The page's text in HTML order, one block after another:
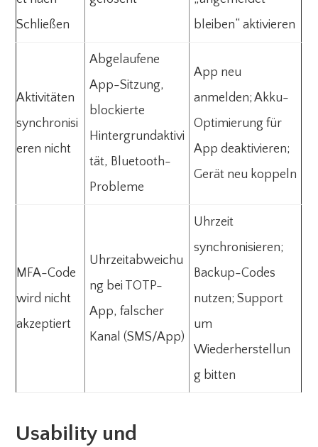
Schließen
bleiben“ aktivieren
Aktivitäten
synchronisi
eren nicht
Abgelaufene
App-Sitzung,
blockierte
Hintergrundaktivi
tät, Bluetooth-
Probleme
App neu
anmelden; Akku-
Optimierung für
App deaktivieren;
Gerät neu koppeln
MFA-Code
wird nicht
akzeptiert
Uhrzeitabweichu
ng bei TOTP-
App, falscher
Kanal (SMS/App)
Uhrzeit
synchronisieren;
Backup-Codes
nutzen; Support
um
Wiederherstellun
g bitten
Usability und